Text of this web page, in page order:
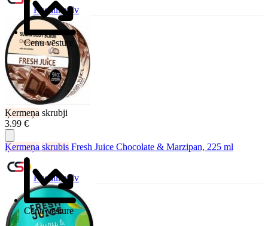
Cenu vēsture
Ksenukai.lv
Ķermeņa skrubji
3.99 €
Cenu vēsture
Ķermeņa skrubis Fresh Juice Chocolate & Мarzipan, 225 ml
Ksenukai.lv